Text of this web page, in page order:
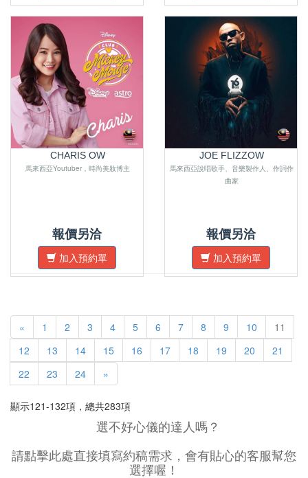
CHARIS OW
馬來西亞Youtuber，時尚美妝博主
報價另洽
加入預約單
JOE FLIZZOW
馬來西亞說唱歌手、音樂製作人、作詞作
曲家
報價另洽
加入預約單
« 1 2 3 4 5 6 7 8 9 10
11
12
13 14 15 16 17 18 19 20
21
22
23 24 »
顯示121-132項，總共283項
選不好心儀的達人嗎？
請點擊此處直接填寫約稿需求，會有貼心的客服幫您
選擇喔！